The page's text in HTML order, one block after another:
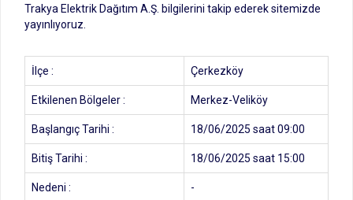
Trakya Elektrik Dağıtım A.Ş. bilgilerini takip ederek sitemizde
yayınlıyoruz.
İlçe : Çerkezköy
Etkilenen Bölgeler : Merkez-Veliköy
Başlangıç Tarihi : 18/06/2025 saat 09:00
Bitiş Tarihi : 18/06/2025 saat 15:00
Nedeni : -